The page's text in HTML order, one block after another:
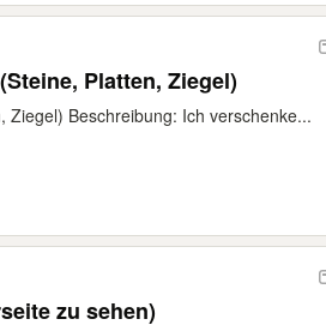
Platten, Ziegel)
Beschreibung: Ich verschenke...
ist die Unterseite zu sehen)